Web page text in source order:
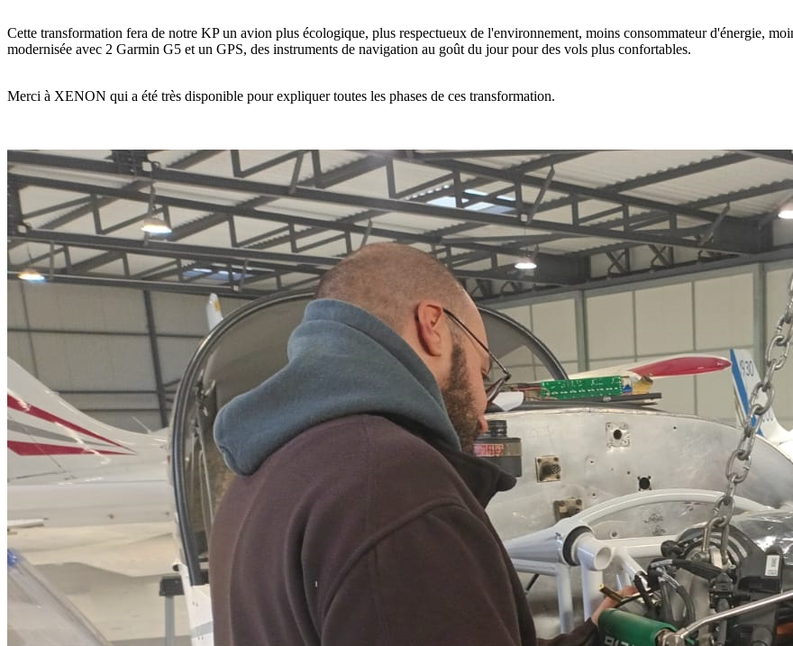
Cette transformation fera de notre KP un avion plus écologique, plus respectueux de l'environnement, moins consommateur d'énergie,
modernisée avec 2 Garmin G5 et un GPS, des instruments de navigation au goût du jour pour des vols plus confortables.
Merci à XENON qui a été très disponible pour expliquer toutes les phases de ces transformation.